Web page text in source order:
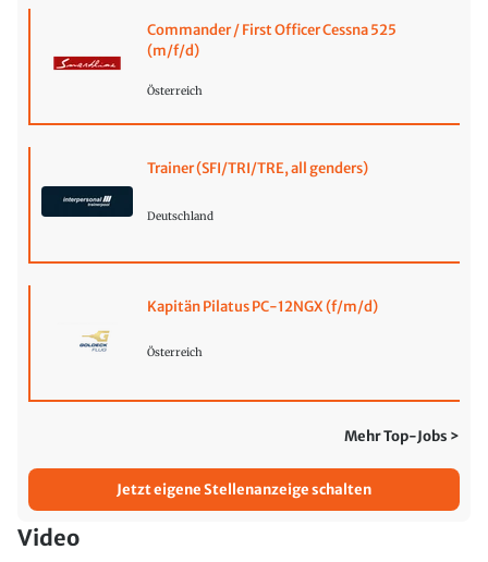
Commander / First Officer Cessna 525
(m/f/d)
Österreich
Trainer (SFI/TRI/TRE, all genders)
Deutschland
Kapitän Pilatus PC-12NGX (f/m/d)
Österreich
Mehr Top-Jobs >
Jetzt eigene Stellenanzeige schalten
Video